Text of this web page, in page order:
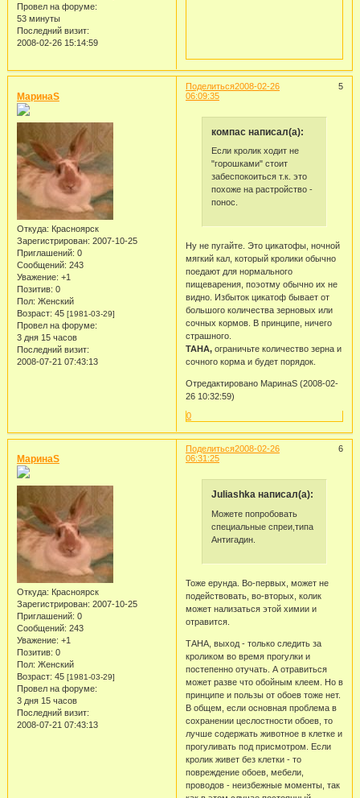
Провел на форуме:
53 минуты
Последний визит:
2008-02-26 15:14:59
Поделиться 5
2008-02-26
06:09:35
МаринаS
Откуда: Красноярск
Зарегистрирован: 2007-10-25
Приглашений: 0
Сообщений: 243
Уважение: +1
Позитив: 0
Пол: Женский
Возраст: 45 [1981-03-29]
Провел на форуме:
3 дня 15 часов
Последний визит:
2008-07-21 07:43:13
компас написал(а):
Если кролик ходит не
"горошками" стоит
забеспокоиться т.к. это
похоже на растройство -
понос.
Ну не пугайте. Это цикатофы, ночной
мягкий кал, который кролики обычно
поедают для нормального
пищеварения, поэотму обычно их не
видно. Избыток цикатоф бывает от
большого количества зерновых или
сочных кормов. В принципе, ничего
страшного.
TAHA,ограничьте количество зерна и
сочного корма и будет порядок.
Отредактировано МаринаS (2008-02-
26 10:32:59)
0
Поделиться 6
2008-02-26
06:31:25
МаринаS
Откуда: Красноярск
Зарегистрирован: 2007-10-25
Приглашений: 0
Сообщений: 243
Уважение: +1
Позитив: 0
Пол: Женский
Возраст: 45 [1981-03-29]
Провел на форуме:
3 дня 15 часов
Последний визит:
2008-07-21 07:43:13
Juliashka написал(а):
Можете попробовать
специальные спреи,типа
Антигадин.
Тоже ерунда. Во-первых, может не
подействовать, во-вторых, колик
может нализаться этой химии и
отравится.
ТАНА, выход - только следить за
кроликом во время прогулки и
постепенно отучать. А отравиться
может разве что обойным клеем. Но в
принципе и пользы от обоев тоже нет.
В общем, если основная проблема в
сохранении цеслостности обоев, то
лучше содержать животное в клетке и
прогуливать под присмотром. Если
кролик живет без клетки - то
повреждение обоев, мебели,
проводов - неизбежные моменты, так